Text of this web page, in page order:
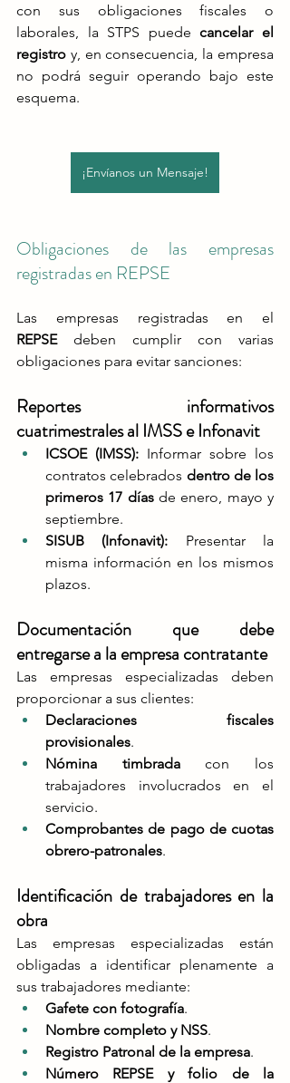
con sus obligaciones fiscales o
laborales, la STPS puede cancelar el
registro y, en consecuencia, la empresa
no podrá seguir operando bajo este
esquema​.
¡Envíanos un Mensaje!
Obligaciones de las empresas
registradas en REPSE
REPSE deben cumplir con varias
obligaciones para evitar sanciones​:
Reportes informativos
cuatrimestrales al IMSS e Infonavit
ICSOE (IMSS): Informar sobre los
contratos celebrados dentro de los
primeros 17 días de enero, mayo y
septiembre​.
SISUB (Infonavit): Presentar la
misma información en los mismos
plazos​.
Documentación que debe
entregarse a la empresa contratante
Las empresas especializadas deben
proporcionar a sus clientes:
Declaraciones fiscales
provisionales.
Nómina timbrada con los
trabajadores involucrados en el
servicio.
Comprobantes de pago de cuotas
obrero-patronales​.
Identificación de trabajadores en la
obra
Las empresas especializadas están
obligadas a identificar plenamente a
sus trabajadores mediante​:
Gafete con fotografía.
Nombre completo y NSS.
Registro Patronal de la empresa.
Número REPSE y folio de la